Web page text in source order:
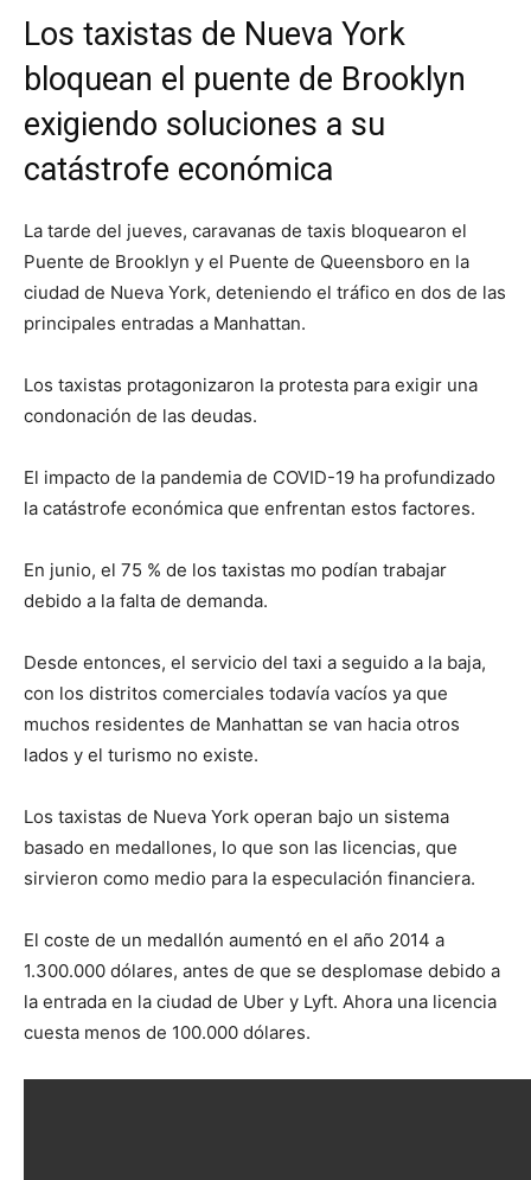
Los taxistas de Nueva York
bloquean el puente de Brooklyn
exigiendo soluciones a su
catástrofe económica
La tarde del jueves, caravanas de taxis bloquearon el
Puente de Brooklyn y el Puente de Queensboro en la
ciudad de Nueva York, deteniendo el tráfico en dos de las
principales entradas a Manhattan.
Los taxistas protagonizaron la protesta para exigir una
condonación de las deudas.
El impacto de la pandemia de COVID-19 ha profundizado
la catástrofe económica que enfrentan estos factores.
En junio, el 75 % de los taxistas mo podían trabajar
debido a la falta de demanda.
Desde entonces, el servicio del taxi a seguido a la baja,
con los distritos comerciales todavía vacíos ya que
muchos residentes de Manhattan se van hacia otros
lados y el turismo no existe.
Los taxistas de Nueva York operan bajo un sistema
basado en medallones, lo que son las licencias, que
sirvieron como medio para la especulación financiera.
El coste de un medallón aumentó en el año 2014 a
1.300.000 dólares, antes de que se desplomase debido a
la entrada en la ciudad de Uber y Lyft. Ahora una licencia
cuesta menos de 100.000 dólares.